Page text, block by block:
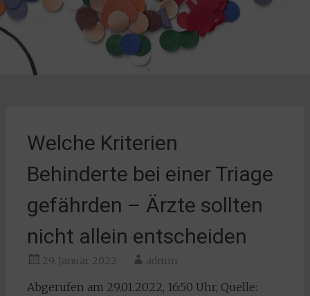
Welche Kriterien
Behinderte bei einer Triage
gefährden – Ärzte sollten
nicht allein entscheiden
29. Januar 2022 admin
Abgerufen am 29.01.2022, 16:50 Uhr, Quelle: